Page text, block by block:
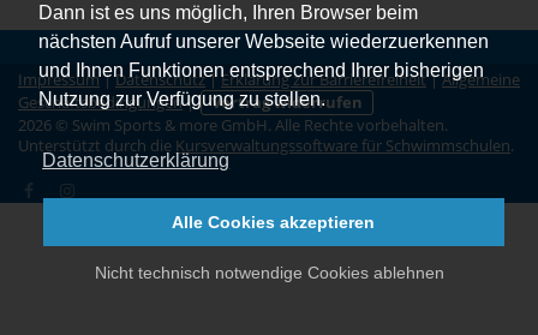
Dann ist es uns möglich, Ihren Browser beim
nächsten Aufruf unserer Webseite wiederzuerkennen
und Ihnen Funktionen entsprechend Ihrer bisherigen
Nutzung zur Verfügung zu stellen.
Datenschutzerklärung
Nicht technisch notwendige Cookies ablehnen
Alle Cookies akzeptieren
Impressum|Datenschutz|Erklärung zur Barrierefreiheit|Allgemeine
Geschäftsbedingungen|
Vertrag widerrufen
2026 © Swim Sports & more GmbH. Alle Rechte vorbehalten.
Unterstützt durch die Kursverwaltungssoftware für Schwimmschulen.